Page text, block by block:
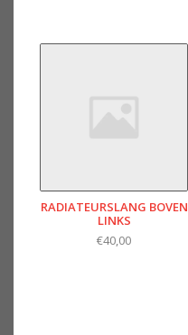
RADIATEURSLANG BOVEN
LINKS
€40,00